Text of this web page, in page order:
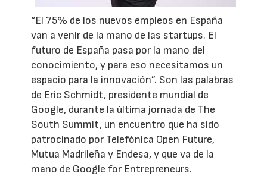
“El 75% de los nuevos empleos en España
van a venir de la mano de las startups. El
futuro de España pasa por la mano del
conocimiento, y para eso necesitamos un
espacio para la innovación”. Son las palabras
de Eric Schmidt, presidente mundial de
Google, durante la última jornada de The
South Summit, un encuentro que ha sido
patrocinado por Telefónica Open Future,
Mutua Madrileña y Endesa, y que va de la
mano de Google for Entrepreneurs.